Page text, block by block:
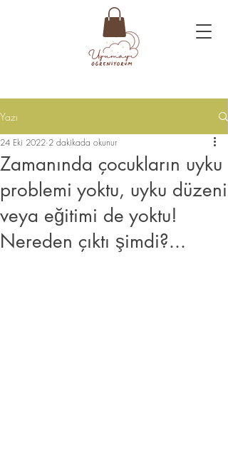
Yazı
Zamanında çocukların uyku
problemi yoktu, uyku düzeni
veya eğitimi de yoktu!
Nereden çıktı şimdi?...
24 Eki 2022 2 dakikada okunur